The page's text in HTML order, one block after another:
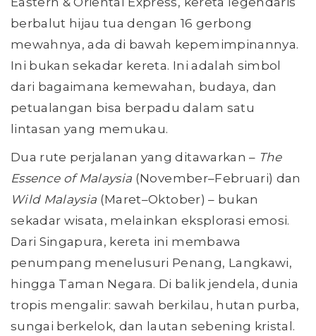
berbalut hijau tua dengan 16 gerbong
mewahnya, ada di bawah kepemimpinannya.
Ini bukan sekadar kereta. Ini adalah simbol
dari bagaimana kemewahan, budaya, dan
petualangan bisa berpadu dalam satu
lintasan yang memukau.
Dua rute perjalanan yang ditawarkan – The
Essence of Malaysia (November–Februari) dan
Wild Malaysia (Maret–Oktober) – bukan
sekadar wisata, melainkan eksplorasi emosi.
Dari Singapura, kereta ini membawa
penumpang menelusuri Penang, Langkawi,
hingga Taman Negara. Di balik jendela, dunia
tropis mengalir: sawah berkilau, hutan purba,
sungai berkelok, dan lautan sebening kristal.